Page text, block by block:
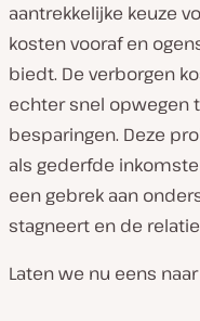
aantrekkelijke keuze
kosten vooraf en
biedt. De verborgen
echter snel opwegen
besparingen. Deze
als gederfde
een gebrek aan
stagneert en de
Laten we nu eens